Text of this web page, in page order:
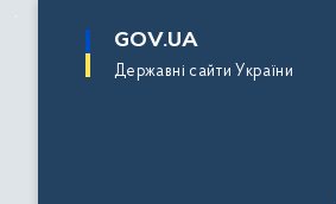
основного
GOV.UA
Державні сайти України